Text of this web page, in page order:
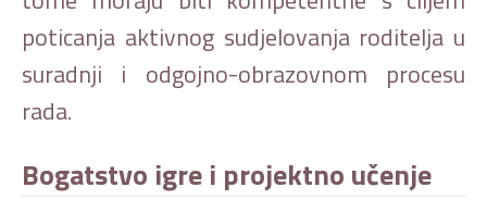
poticanja aktivnog sudjelovanja roditelja u
suradnji i odgojno-obrazovnom procesu
rada.
Bogatstvo igre i projektno učenje